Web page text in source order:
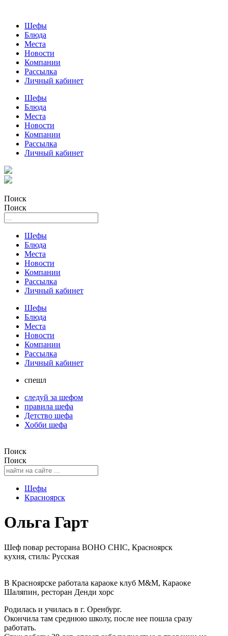
Шефы
Блюда
Места
Новости
Компании
Рассылка
Личный кабинет
Шефы
Блюда
Места
Новости
Компании
Рассылка
Личный кабинет
Поиск
Поиск
Шефы
Блюда
Места
Новости
Компании
Рассылка
Личный кабинет
Шефы
Блюда
Места
Новости
Компании
Рассылка
Личный кабинет
спешл
следуй за шефом
правила шефа
Детство шефа
Хобби шефа
Поиск
Поиск
Шефы
Красноярск
Ольга Гарт
Шеф повар ресторана BOHO CHIC, Красноярск
кухня, стиль: Русская
В Красноярске работала караоке клуб М&М, Караоке
Шаляпин, ресторан Денди хорс
Родилась и училась в г. Оренбург.
Окончила там среднюю школу, после нее пошла сразу
работать.